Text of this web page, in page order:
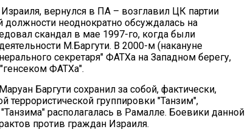
вернулся в ПА – возглавил ЦК партии
неоднократно обсуждалась на
скандал в мае 1997-го, когда были
М.Баргути. В 2000-м (накануне
секретаря" ФАТХа на Западном берегу,
ФАТХа".
Баргути сохранил за собой, фактически,
террористической группировки "Танзим",
располагалась в Рамалле. Боевики данной
против граждан Израиля.